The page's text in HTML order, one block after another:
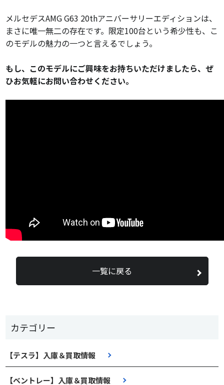
カテゴリー
【テスラ】入庫＆買取情報
【ベントレー】入庫＆買取情報
メルセデスAMG G63 20thアニバーサリーエディションは、
まさに唯一無二の存在です。限定100台という希少性も、こ
のモデルの魅力の一つと言えるでしょう。
もし、このモデルにご興味をお持ちいただけましたら、ぜ
ひお気軽にお問い合わせください。
一覧に戻る